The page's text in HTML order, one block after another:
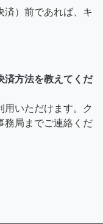
済）前であれば、キ
済方法を教えてくだ
用いただけます。ク
務局までご連絡くだ